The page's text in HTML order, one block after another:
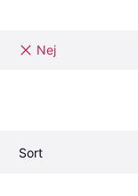
Nej
Sort